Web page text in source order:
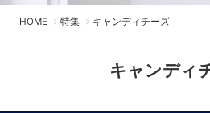
HOME 特集 キャンディチーズ
キャンディ